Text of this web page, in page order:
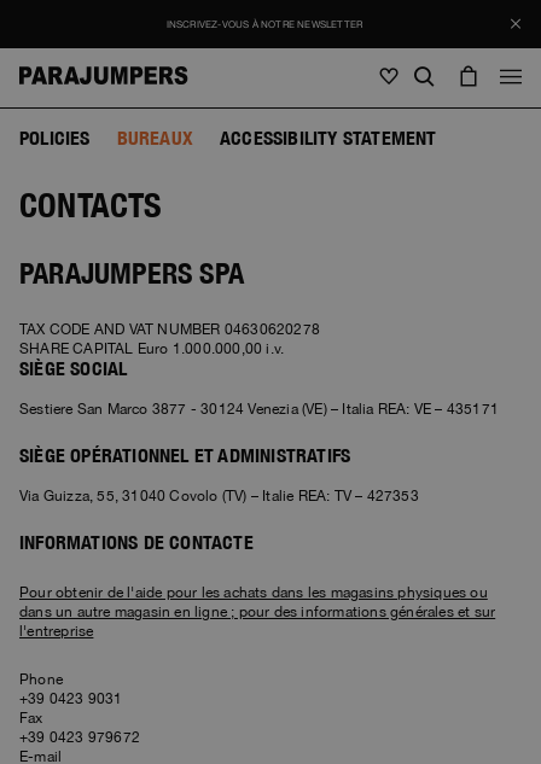
Homme
Voir tout
Doudounes
Hybrids
Blousons
Pulls
Surchemises
Sacs & sacs à dos
Casquette
Masterpiece
Icons
Travel
Bluemoon The Crew
Anthony Bogdan
Femme
Voir tout
Hybrids
Blousons Hiver
Pulls
Tops et T-shirts
Maille
Pantalons
Sacs & sacs à dos
Casquette
Masterpiece
Icons
Invisible Cities
Everyday Wear
Travel
Anthony Bogdan
Promotions
Voir tout
Vêtement
Accessoires
Voir tout
Vêtement
Accessoires
Journal
STORIES
Saving the Pallas' cat
Voices from an Icy Coast
Wishlist
Service Clients
INSCRIVEZ-VOUS À NOTRE NEWSLETTER
Homme Femme
POLICIES BUREAUX ACCESSIBILITY STATEMENT
CONTACTS
PARAJUMPERS SPA
TAX CODE AND VAT NUMBER 04630620278
SHARE CAPITAL Euro 1.000.000,00 i.v.
SIÈGE SOCIAL
Sestiere San Marco 3877 - 30124 Venezia (VE) – Italia REA: VE – 435171
SIÈGE OPÉRATIONNEL ET ADMINISTRATIFS
Via Guizza, 55, 31040 Covolo (TV) – Italie REA: TV – 427353
INFORMATIONS DE CONTACTE
Pour obtenir de l'aide pour les achats dans les magasins physiques ou
dans un autre magasin en ligne ; pour des informations générales et sur
l'entreprise
Phone
+39 0423 9031
Fax
+39 0423 979672
E-mail